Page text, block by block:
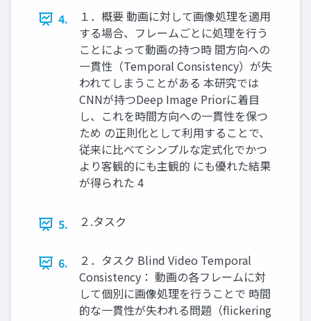
4.
１．概要 動画に対して画像処理を適用
する場合、フレームごとに処理を行う
ことによって動画の持つ時 間方向への
一貫性（Temporal Consistency）が失
われてしまうことがある 本研究では
CNNが持つDeep Image Priorに着目
し、これを時間方向への一貫性を保つ
ため の正則化として利用することで、
従来に比べてシンプルな定式化でかつ
より客観的にも主観的 にも優れた結果
が得られた 4
5. ２.タスク
6.
２．タスク Blind Video Temporal
Consistency： 動画の各フレームに対
して個別に画像処理を行うことで 時間
的な一貫性が失われる問題（flickering